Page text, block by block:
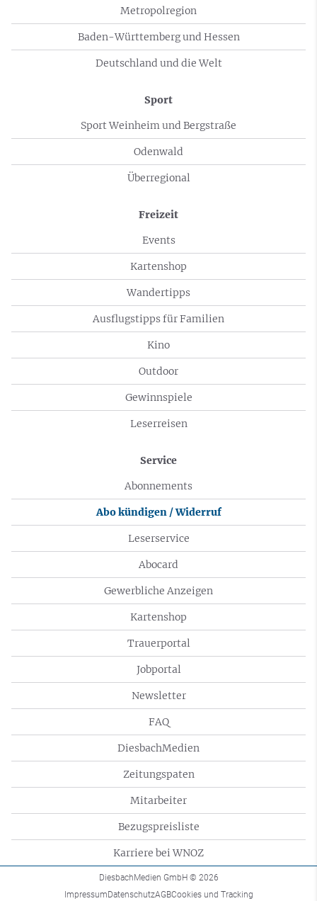
Metropolregion
Baden-Württemberg und Hessen
Deutschland und die Welt
Sport
Sport Weinheim und Bergstraße
Odenwald
Überregional
Freizeit
Events
Kartenshop
Wandertipps
Ausflugstipps für Familien
Kino
Outdoor
Gewinnspiele
Leserreisen
Service
Abonnements
Abo kündigen / Widerruf
Leserservice
Abocard
Gewerbliche Anzeigen
Kartenshop
Trauerportal
Jobportal
Newsletter
FAQ
DiesbachMedien
Zeitungspaten
Mitarbeiter
Bezugspreisliste
Karriere bei WNOZ
DiesbachMedien GmbH © 2026
ImpressumDatenschutzAGBCookies und Tracking